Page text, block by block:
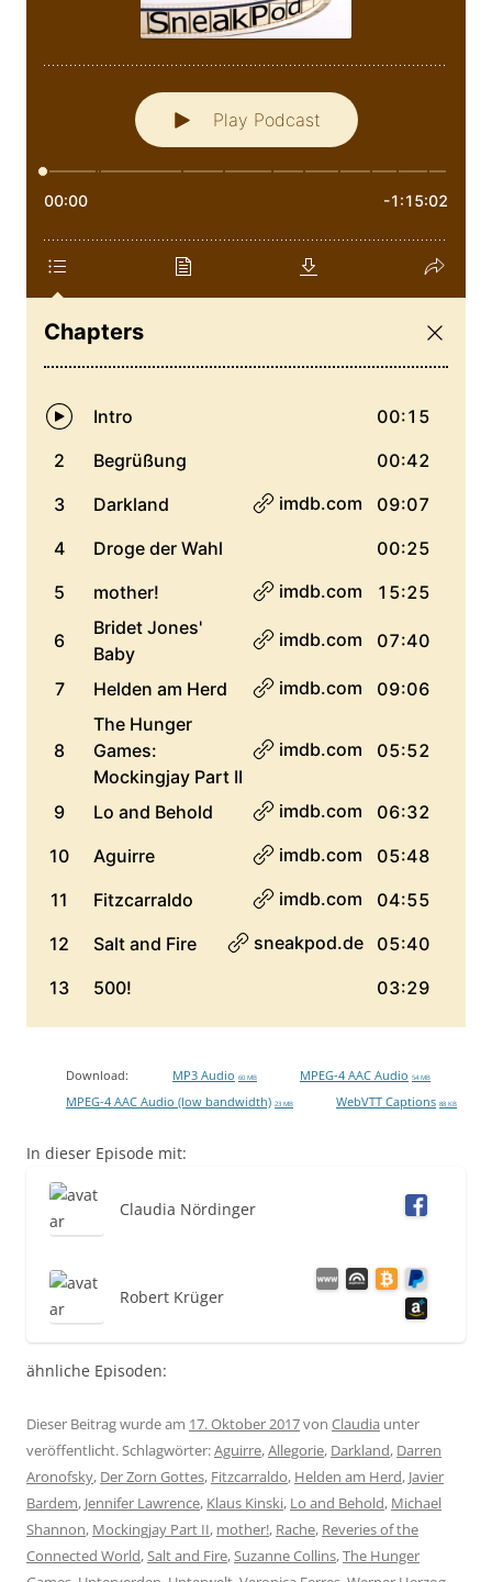
Download: MP3 Audio 60 MB MPEG-4 AAC Audio 54 MB
MPEG-4 AAC Audio (low bandwidth) 23 MB WebVTT Captions 88 KB
In dieser Episode mit:
Claudia Nördinger
Robert Krüger
ähnliche Episoden:
Dieser Beitrag wurde am 17. Oktober 2017von Claudia unter
veröffentlicht. Schlagwörter:Aguirre,Allegorie, Darkland, Darren
Aronofsky, Der Zorn Gottes, Fitzcarraldo, Helden am Herd, Javier
Bardem, Jennifer Lawrence, Klaus Kinski, Lo and Behold, Michael
Shannon, Mockingjay Part II, mother!, Rache, Reveries of the
Connected World,Salt and Fire,Suzanne Collins,The Hunger